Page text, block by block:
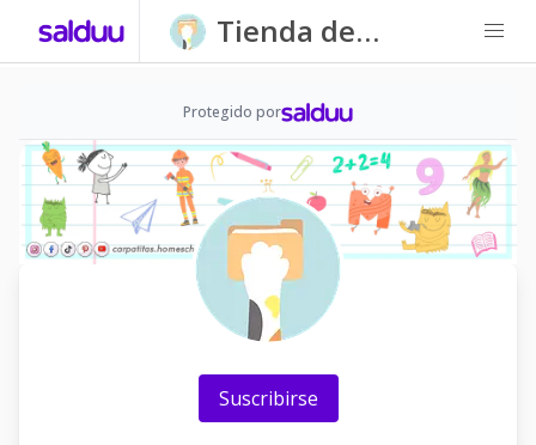
Tienda de
Carpatitas
Homeschool
Protegido por
Suscribirse